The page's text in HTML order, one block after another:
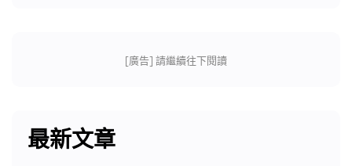
[廣告] 請繼續往下閱讀
最新文章